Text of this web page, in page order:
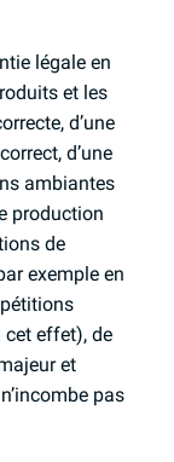
légale en
et les
d’une
d’une
ambiantes
production
de
exemple en
effet), de
et
pas